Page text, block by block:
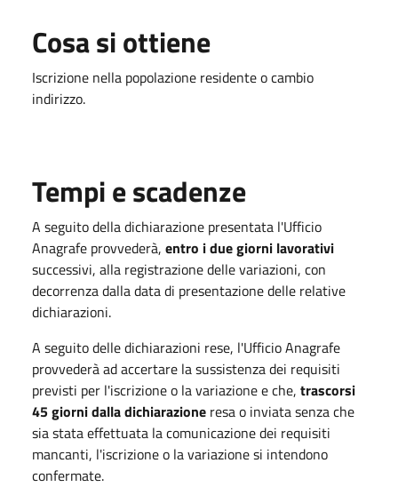
Cosa si ottiene
Iscrizione nella popolazione residente o cambio
indirizzo.
Tempi e scadenze
A seguito della dichiarazione presentata l'Ufficio
Anagrafe provvederà, entro i due giorni lavorativi
successivi, alla registrazione delle variazioni, con
decorrenza dalla data di presentazione delle relative
dichiarazioni.
A seguito delle dichiarazioni rese, l'Ufficio Anagrafe
provvederà ad accertare la sussistenza dei requisiti
previsti per l'iscrizione o la variazione e che, trascorsi
45 giorni dalla dichiarazione resa o inviata senza che
sia stata effettuata la comunicazione dei requisiti
mancanti, l'iscrizione o la variazione si intendono
confermate.